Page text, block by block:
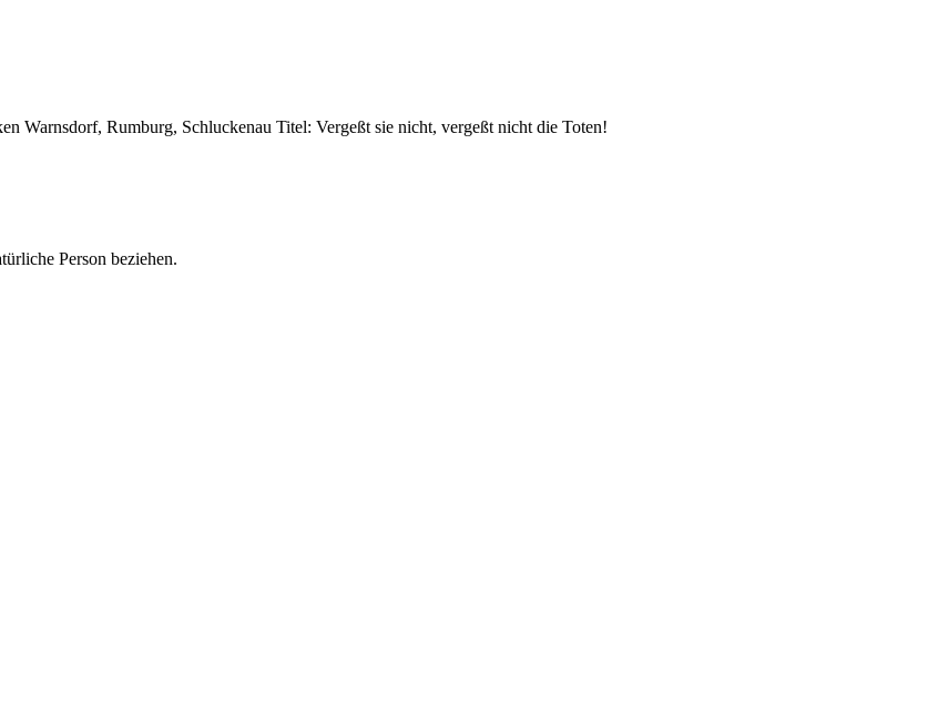
Warnsdorf, Rumburg, Schluckenau Titel: Vergeßt sie nicht, vergeßt nicht die Toten!
Person beziehen.